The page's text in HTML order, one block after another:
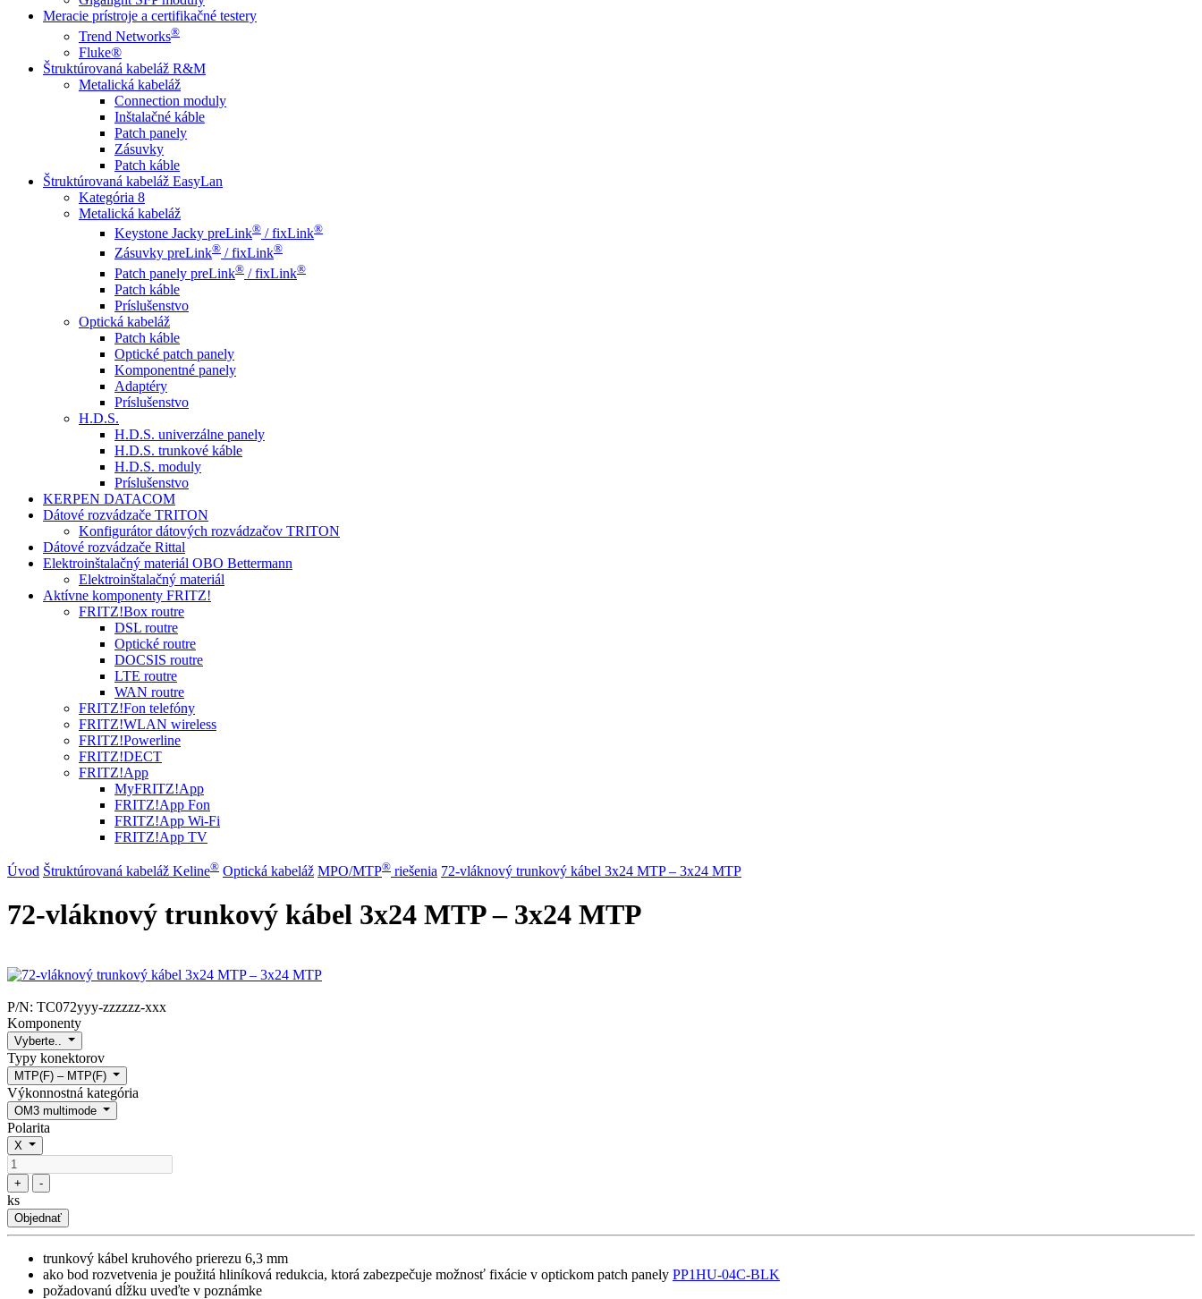
Meracie prístroje a certifikačné testery
Trend Networks®
Fluke®
Štruktúrovaná kabeláž R&M
Metalická kabeláž
Connection moduly
Inštalačné káble
Patch panely
Zásuvky
Patch káble
Štruktúrovaná kabeláž EasyLan
Kategória 8
Metalická kabeláž
Keystone Jacky preLink® / fixLink®
Zásuvky preLink® / fixLink®
Patch panely preLink® / fixLink®
Patch káble
Príslušenstvo
Optická kabeláž
Patch káble
Optické patch panely
Komponentné panely
Adaptéry
Príslušenstvo
H.D.S.
H.D.S. univerzálne panely
H.D.S. trunkové káble
H.D.S. moduly
Príslušenstvo
KERPEN DATACOM
Dátové rozvádzače TRITON
Konfigurátor dátových rozvádzačov TRITON
Dátové rozvádzače Rittal
Elektroinštalačný materiál OBO Bettermann
Elektroinštalačný materiál
Aktívne komponenty FRITZ!
FRITZ!Box routre
DSL routre
Optické routre
DOCSIS routre
LTE routre
WAN routre
FRITZ!Fon telefóny
FRITZ!WLAN wireless
FRITZ!Powerline
FRITZ!DECT
FRITZ!App
MyFRITZ!App
FRITZ!App Fon
FRITZ!App Wi-Fi
FRITZ!App TV
Úvod Štruktúrovaná kabeláž Keline® Optická kabeláž MPO/MTP® ​ riešenia 72-vláknový trunkový kábel 3x24 MTP – 3x24 MTP
72-vláknový trunkový kábel 3x24 MTP – 3x24 MTP
P/N: TC072yyy-zzzzzz-xxx
Komponenty
Vyberte..
Typy konektorov
MTP(F) – MTP(F)
Výkonnostná kategória
OM3 multimode
Polarita
X
+ -
ks
Objednať
trunkový kábel kruhového prierezu 6,3 mm
ako bod rozvetvenia je použitá hliníková redukcia, ktorá zabezpečuje možnosť fixácie v optickom patch panely PP1HU-04C-BLK
požadovanú dĺžku uveďte v poznámke